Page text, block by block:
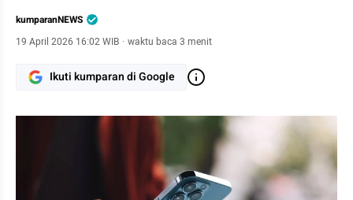
kumparanNEWS
19 April 2026 16:02 WIB · waktu baca 3 menit
Ikuti kumparan di Google